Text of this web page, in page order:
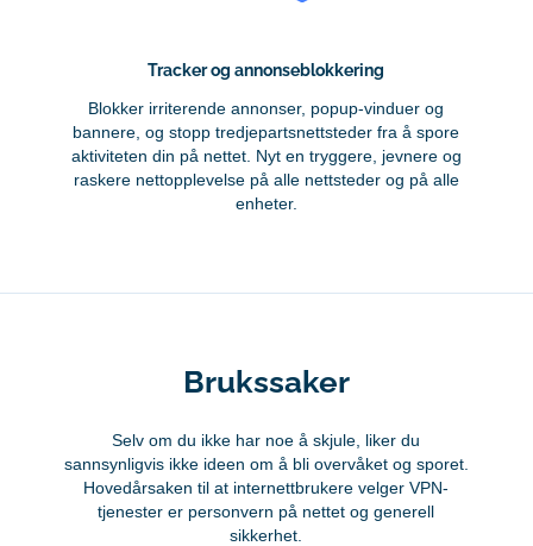
Tracker og annonseblokkering
Blokker irriterende annonser, popup-vinduer og
bannere, og stopp tredjepartsnettsteder fra å spore
aktiviteten din på nettet. Nyt en tryggere, jevnere og
raskere nettopplevelse på alle nettsteder og på alle
enheter.
Brukssaker
Selv om du ikke har noe å skjule, liker du
sannsynligvis ikke ideen om å bli overvåket og sporet.
Hovedårsaken til at internettbrukere velger VPN-
tjenester er personvern på nettet og generell
sikkerhet.